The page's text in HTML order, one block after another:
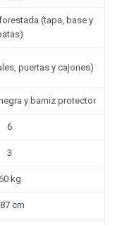
(tapa, base y
puertas y cajones)
y barniz protector
6
3
kg
cm